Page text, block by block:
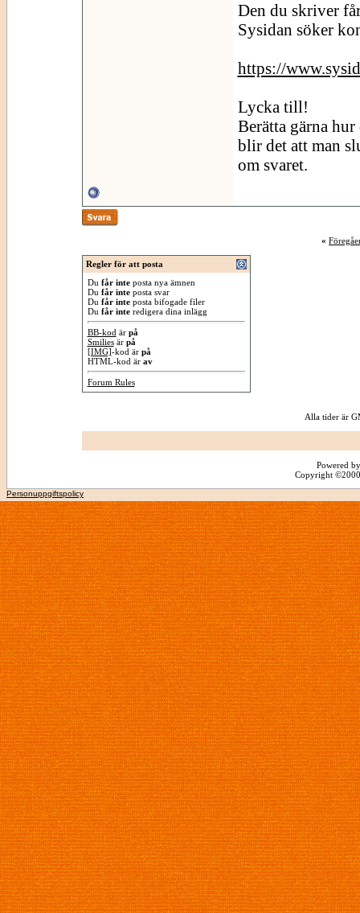
Den du skriver
Sysidan söker
https://
Lycka till!
Berätta gärna
blir det att man
om svaret.
«
Regler för att posta
Du får inteposta nya ämnen
Du får inteposta svar
Du får inteposta bifogade filer
Du får interedigera dina inlägg
BB-kod är på
Smiliesär på
[IMG]-kod är på
HTML-kod är av
Forum Rules
Alla tider är
Powered
Copyright
Personuppgiftspolicy